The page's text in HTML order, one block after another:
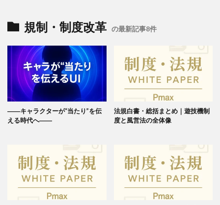
規制・制度改革 の最新記事8件
――キャラクターが“当たり”を伝
える時代へ――
法規白書・総括まとめ｜遊技機制
度と風営法の全体像